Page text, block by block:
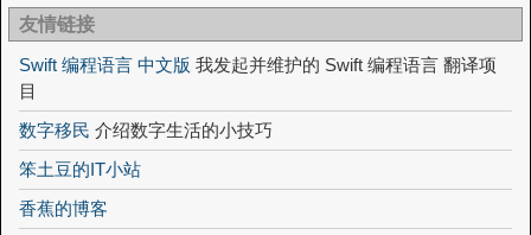
友情链接
Swift 编程语言 中文版 我发起并维护的 Swift 编程语言 翻译项
目
数字移民 介绍数字生活的小技巧
笨土豆的IT小站
香蕉的博客